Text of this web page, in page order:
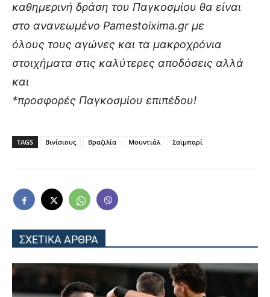
καθημερινή δράση του Παγκοσμίου θα είναι
στο ανανεωμένο Pamestoixima.gr με
όλους τους αγώνες και τα μακροχρόνια
στοιχήματα στις καλύτερες αποδόσεις αλλά
και
*προσφορές Παγκοσμίου επιπέδου!
TAGS Βινίσιους Βραζιλία Μουντιάλ Σαϊμπαρί
ΣΧΕΤΙΚΑ ΑΡΘΡΑ